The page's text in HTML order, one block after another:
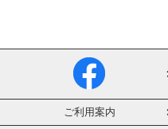
ご利用案内